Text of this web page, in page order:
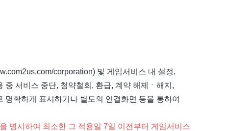
corporation) 및 게임서비스 내 설정,
중 서비스 중단, 청약철회, 환급, 계약 해제ㆍ해지,
확하게 표시하거나 별도의 연결화면 등을 통하여
명시하여 최소한 그 적용일 7일 이전부터 게임서비스